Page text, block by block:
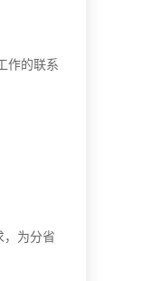
作的联系
，为分省